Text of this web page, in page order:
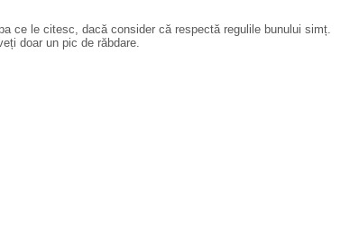
ce le citesc, dacă consider că respectă regulile bunului simț.
doar un pic de răbdare.